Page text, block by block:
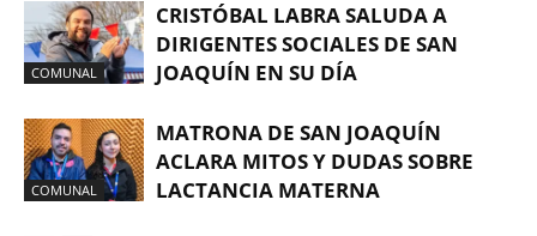
COMUNAL
CRISTÓBAL LABRA SALUDA A
DIRIGENTES SOCIALES DE SAN
JOAQUÍN EN SU DÍA
COMUNAL
MATRONA DE SAN JOAQUÍN
ACLARA MITOS Y DUDAS SOBRE
LACTANCIA MATERNA